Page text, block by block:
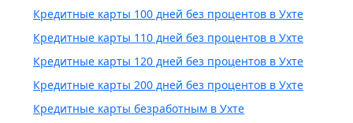
Кредитные карты 100 дней без процентов в Ухте
Кредитные карты 110 дней без процентов в Ухте
Кредитные карты 120 дней без процентов в Ухте
Кредитные карты 200 дней без процентов в Ухте
Кредитные карты безработным в Ухте